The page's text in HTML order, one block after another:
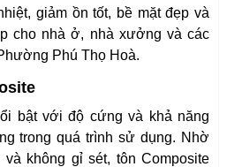
giảm ồn tốt, bề mặt đẹp và
cho nhà ở, nhà xưởng và các
Phú Thọ Hoà.
bật với độ cứng và khả năng
trong quá trình sử dụng. Nhờ
không gỉ sét, tôn Composite